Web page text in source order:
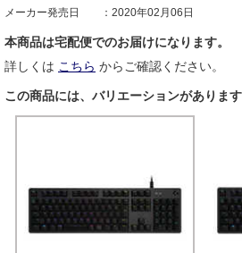
メーカー発売日
2020年02月06日
本商品は宅配便でのお届けになります。
詳しくは こちら からご確認ください。
この商品には、バリエーションがあります